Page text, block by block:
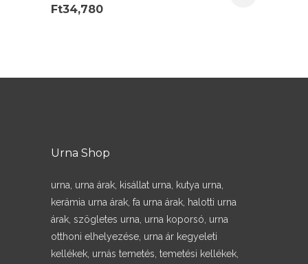
Ft34,780
Urna Shop
urna, urna árak, kisállat urna, kutya urna,
kerámia urna árak, fa urna árak, halotti urna
árak, szögletes urna, urna koporsó, urna
otthoni elhelyezése, urna ár kegyeleti
kellékek, urnás temetés, temetési kellékek,